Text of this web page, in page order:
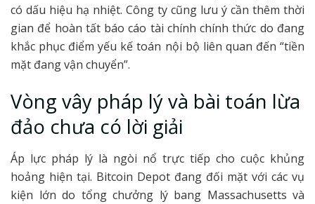
có dấu hiệu hạ nhiệt. Công ty cũng lưu ý cần thêm thời
gian để hoàn tất báo cáo tài chính chính thức do đang
khắc phục điểm yếu kế toán nội bộ liên quan đến “tiền
mặt đang vận chuyển”.
Vòng vây pháp lý và bài toán lừa
đảo chưa có lời giải
Áp lực pháp lý là ngòi nổ trực tiếp cho cuộc khủng
hoảng hiện tại. Bitcoin Depot đang đối mặt với các vụ
kiện lớn do tổng chưởng lý bang Massachusetts và